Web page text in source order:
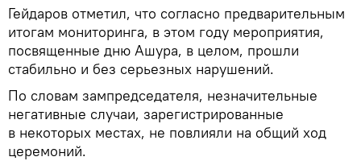
Гейдаров отметил, что согласно предварительным
итогам мониторинга, в этом году мероприятия,
посвященные дню Ашура, в целом, прошли
стабильно и без серьезных нарушений.
По словам зампредседателя, незначительные
негативные случаи, зарегистрированные
в некоторых местах, не повлияли на общий ход
церемоний.